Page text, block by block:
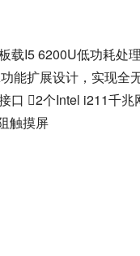
载I5 6200U低功耗处
能扩展设计，实现全
口 2个Intel i211千
触摸屏